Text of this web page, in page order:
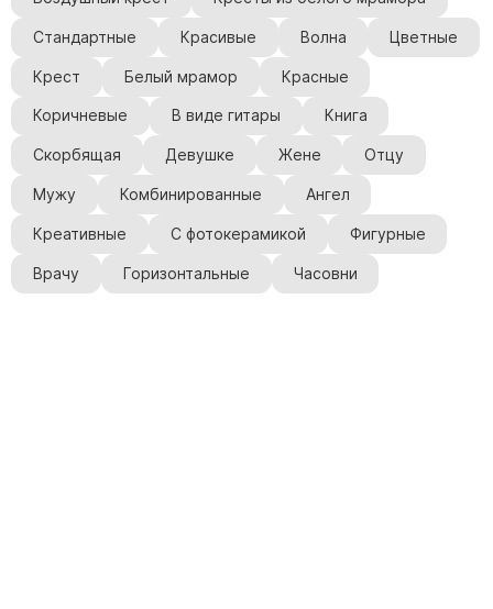
Стандартные Красивые Волна Цветные
Крест Белый мрамор Красные
Коричневые В виде гитары Книга
Скорбящая Девушке Жене Отцу
Мужу Комбинированные Ангел
Креативные С фотокерамикой Фигурные
Врачу Горизонтальные Часовни